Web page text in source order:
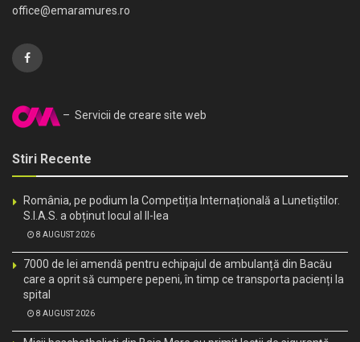
office@emaramures.ro
– Servicii de creare site web
Stiri Recente
România, pe podium la Competiția Internațională a Lunetiștilor.
S.I.A.S. a obținut locul al II-lea
8 AUGUST 2026
7000 de lei amendă pentru echipajul de ambulanță din Bacău
care a oprit să cumpere pepeni, în timp ce transporta pacienți la
spital
8 AUGUST 2026